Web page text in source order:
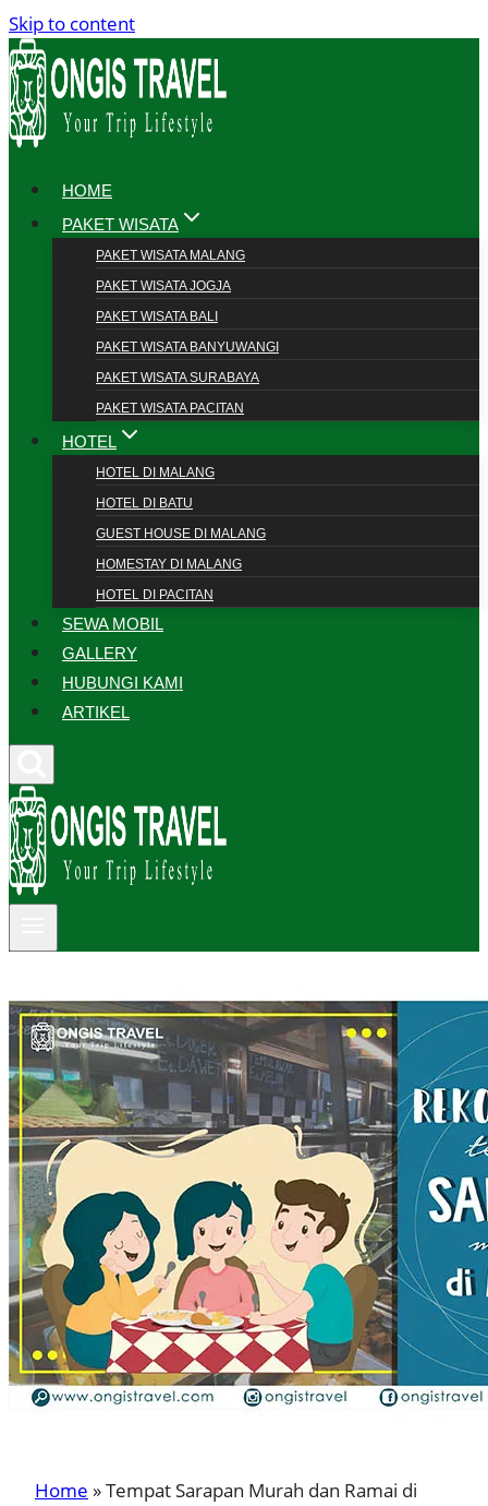
Skip to content
HOME
PAKET WISATA
PAKET WISATA MALANG
PAKET WISATA JOGJA
PAKET WISATA BALI
PAKET WISATA BANYUWANGI
PAKET WISATA SURABAYA
PAKET WISATA PACITAN
HOTEL
HOTEL DI MALANG
HOTEL DI BATU
GUEST HOUSE DI MALANG
HOMESTAY DI MALANG
HOTEL DI PACITAN
SEWA MOBIL
GALLERY
HUBUNGI KAMI
ARTIKEL
Home »Tempat Sarapan Murah dan Ramai di